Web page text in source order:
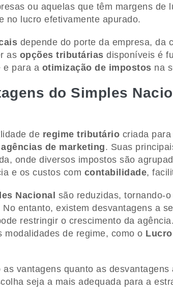
ou aquelas que têm margens de
no lucro efetivamente apurado.
depende do porte da empresa, da
as opções tributárias disponíveis é
e para a otimização de impostos na
do Simples
de regime tributário criada
agências de marketing. Suas
onde diversos impostos são
e os custos com contabilidade,
Nacional
são reduzidas, tornando-
entanto, existem desvantagens a
restringir o crescimento da
de regime, como o
vantagens quanto as desvantagens
seja a mais adequada para a